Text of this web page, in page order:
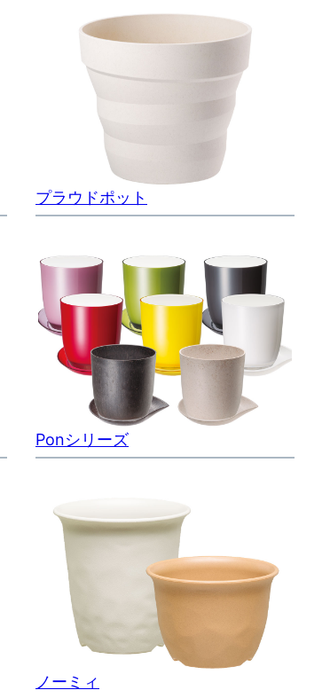
プラウドポット
Ponシリーズ
ノーミィ